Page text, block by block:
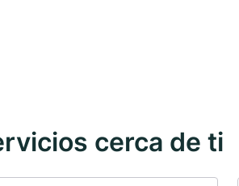
cerca de ti